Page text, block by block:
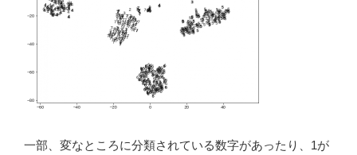
一部、変なところに分類されている数字があったり、1が